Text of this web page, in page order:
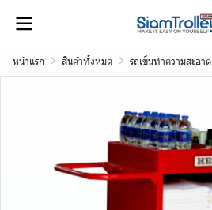
หน้าแรก สินค้าทั้งหมด รถเข็นทำความสะอาด